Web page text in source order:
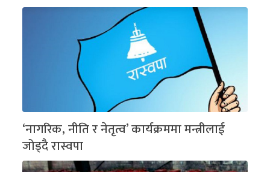
‘नागरिक, नीति र नेतृत्व’ कार्यक्रममा मन्त्रीलाई
जोड्दै रास्वपा